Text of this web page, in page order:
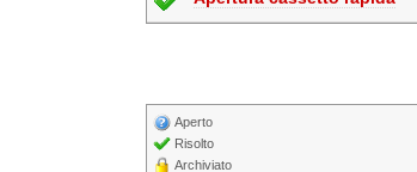
Aperto
Risolto
Archiviato